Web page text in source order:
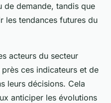
de demande, tandis que
les tendances futures du
acteurs du secteur
ces indicateurs et de
leurs décisions. Cela
anticiper les évolutions